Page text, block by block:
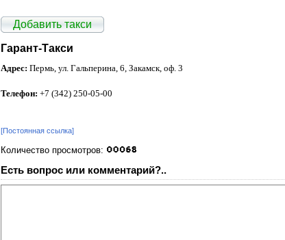
Добавить такси
Гарант-Такси
Адрес: Пермь, ул. Гальперина, 6, Закамск, оф. 3
Телефон: +7 (342) 250-05-00
[Постоянная ссылка]
Количество просмотров:
Есть вопрос или комментарий?..